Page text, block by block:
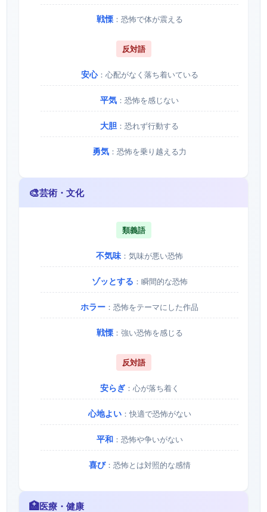
戦慄：恐怖で体が震える
反対語
安心：心配がなく落ち着いている
平気 ：恐怖を感じない
大胆：恐れず行動する
勇気 ：恐怖を乗り越える力
🎨芸術・文化
類義語
不気味：気味が悪い恐怖
ゾッとする ：瞬間的な恐怖
ホラー ：恐怖をテーマにした作品
戦慄：強い恐怖を感じる
反対語
安らぎ：心が落ち着く
心地よい：快適で恐怖がない
平和：恐怖や争いがない
喜び：恐怖とは対照的な感情
🏥医療・健康